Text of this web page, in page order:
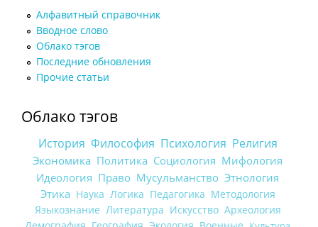
Алфавитный справочник
Вводное слово
Облако тэгов
Последние обновления
Прочие статьи
Облако тэгов
История Философия Психология Религия
Экономика Политика Социология Мифология
Идеология Право Мусульманство Этнология
Этика Наука Логика Педагогика Методология
Языкознание Литература Искусство Археология